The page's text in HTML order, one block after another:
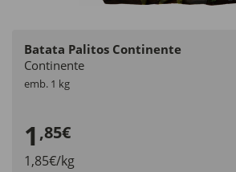
Batata Palitos Continente
Continente
emb. 1 kg
1 ,85€
1,85€/kg